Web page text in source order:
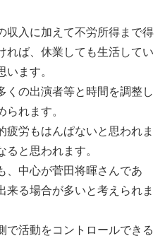
収入に加えて不労所得まで得
れば、 休業しても生活してい
います。
くの出演者等と時間を調整し
られます。
労もはんぱないと思われま
と思われます。
中心が菅田将暉さんであ
来る場合が多いと考えられま
で活動をコントロールできる